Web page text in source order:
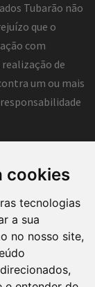
cookies
tecnologias
a sua
no nosso site,
Tubarão não
que o
com
de
um ou mais
Tubarão ®